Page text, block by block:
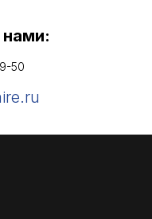
нами:
50